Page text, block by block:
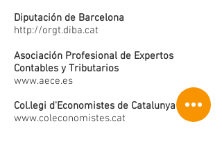
Diputación de Barcelona
http://orgt.diba.cat
Asociación Profesional de Expertos
Contables y Tributarios
www.aece.es
Col.legi d'Economistes de Catalunya
www.coleconomistes.cat